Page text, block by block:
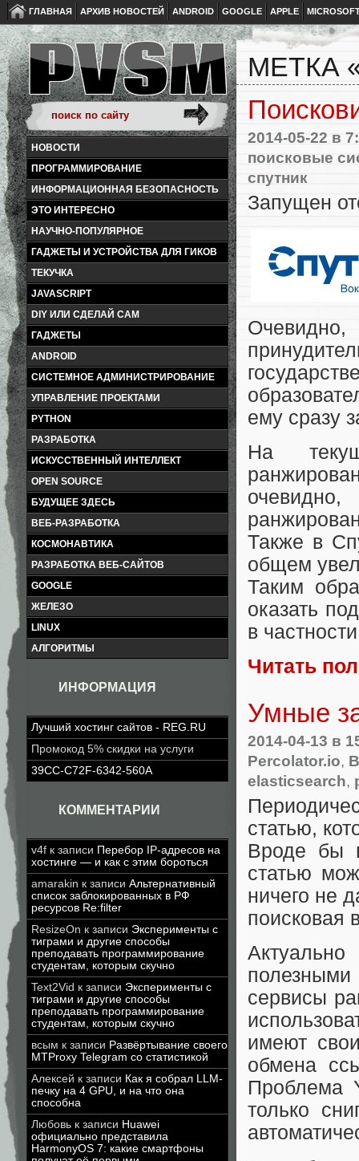
ГЛАВНАЯ АРХИВ НОВОСТЕЙ ANDROID GOOGLE APPLE
НОВОСТИ
ПРОГРАММИРОВАНИЕ
ИНФОРМАЦИОННАЯ БЕЗОПАСНОСТЬ
ЭТО ИНТЕРЕСНО
НАУЧНО-ПОПУЛЯРНОЕ
ГАДЖЕТЫ И УСТРОЙСТВА ДЛЯ ГИКОВ
ТЕКУЧКА
JAVASCRIPT
DIY ИЛИ СДЕЛАЙ САМ
ГАДЖЕТЫ
ANDROID
СИСТЕМНОЕ АДМИНИСТРИРОВАНИЕ
УПРАВЛЕНИЕ ПРОЕКТАМИ
PYTHON
РАЗРАБОТКА
ИСКУССТВЕННЫЙ ИНТЕЛЛЕКТ
OPEN SOURCE
БУДУЩЕЕ ЗДЕСЬ
ВЕБ-РАЗРАБОТКА
КОСМОНАВТИКА
РАЗРАБОТКА ВЕБ-САЙТОВ
GOOGLE
ЖЕЛЕЗО
LINUX
АЛГОРИТМЫ
ИНФОРМАЦИЯ
Лучший хостинг сайтов - REG.RU
Промокод 5% скидки на услуги
39CC-C72F-6342-560A
КОММЕНТАРИИ
v4f к записи Перебор IP-адресов на
хостинге — и как с этим бороться
amarakin к записи Альтернативный
список заблокированных в РФ
ресурсов Re:filter
ResizeOn к записи Эксперименты с
тиграми и другие способы
преподавать программирование
студентам, которым скучно
Text2Vid к записи Эксперименты с
тиграми и другие способы
преподавать программирование
студентам, которым скучно
всым к записи Развёртывание своего
MTProxy Telegram со статистикой
Алексей к записи Как я собрал LLM-
печку на 4 GPU, и на что она
способна
Любовь к записи Huawei
официально представила
HarmonyOS 7: какие смартфоны
МЕТКА
2014-05-22 в
поисковые
спутник
Запущен
ему сразу
На
Также в
общем
Таким
оказать
в
Читать
Умные
2014-04-13 в
Percolator.io,
elasticsearch,
статью,
Вроде бы
статью
ничего не
поисковая
сервисы
имеют
обмена
Проблема
только